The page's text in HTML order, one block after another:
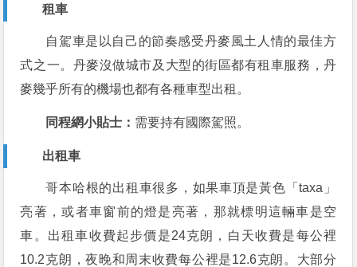
租車
自駕車是以自己的節奏感受丹麥風土人情的最佳方
式之一。丹麥沒做城市及大型的街區都有租車服務，丹
麥幾乎所有的機場也都有各種車型出租。
同程網小貼士： 需要持有國際駕照。
出租車
哥本哈根的出租車很多，如果車頂是黃色「taxa」
亮著，或者車窗前的燈是亮著，那就標明這輛車是空
車。出租車收費起步價是24克朗，白天收費是每公裡
10.2克朗，夜晚和周末收費每公裡是12.6克朗。大部分